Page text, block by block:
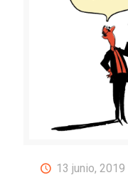
13 junio, 2019